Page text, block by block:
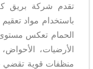
تقدم شركة بريق
باستخدام مواد
الحمام تعكس
الأرضيات،
منظفات قوية تقضي